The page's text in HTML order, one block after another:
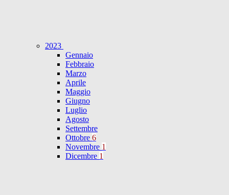
2023
Gennaio
Febbraio
Marzo
Aprile
Maggio
Giugno
Luglio
Agosto
Settembre
Ottobre 6
Novembre 1
Dicembre 1